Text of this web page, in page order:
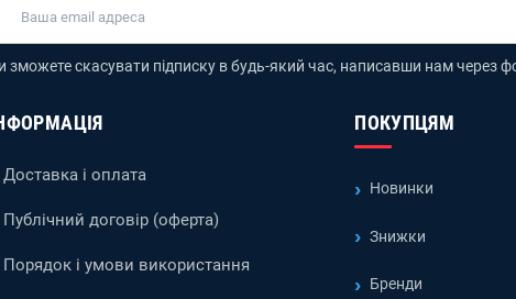
зможете скасувати підписку в будь-який час, написавши нам через
Доставка і оплата
Публічний договір (оферта)
Порядок і умови використання
ПОКУПЦЯМ
Новинки
Знижки
Бренди